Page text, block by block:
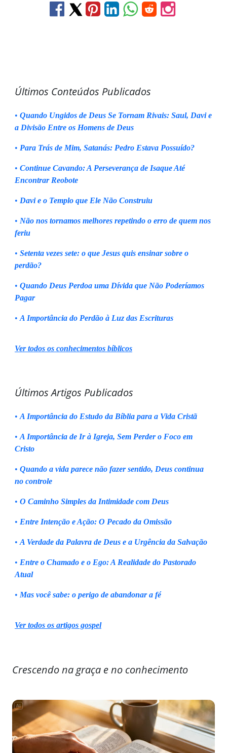
Últimos Conteúdos Publicados
• Quando Ungidos de Deus Se Tornam Rivais: Saul, Davi e
a Divisão Entre os Homens de Deus
• Para Trás de Mim, Satanás: Pedro Estava Possuído?
• Continue Cavando: A Perseverança de Isaque Até
Encontrar Reobote
• Davi e o Templo que Ele Não Construiu
• Não nos tornamos melhores repetindo o erro de quem nos
feriu
• Setenta vezes sete: o que Jesus quis ensinar sobre o
perdão?
• Quando Deus Perdoa uma Dívida que Não Poderíamos
Pagar
• A Importância do Perdão à Luz das Escrituras
Ver todos os conhecimentos bíblicos
Últimos Artigos Publicados
• A Importância do Estudo da Bíblia para a Vida Cristã
• A Importância de Ir à Igreja, Sem Perder o Foco em
Cristo
• Quando a vida parece não fazer sentido, Deus continua
no controle
• O Caminho Simples da Intimidade com Deus
• Entre Intenção e Ação: O Pecado da Omissão
• A Verdade da Palavra de Deus e a Urgência da Salvação
• Entre o Chamado e o Ego: A Realidade do Pastorado
Atual
• Mas você sabe: o perigo de abandonar a fé
Ver todos os artigos gospel
Crescendo na graça e no conhecimento